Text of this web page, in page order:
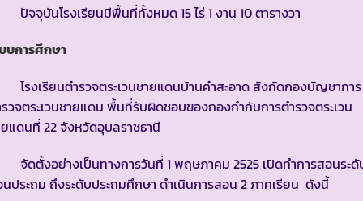
บันโรงเรียนมีพื้นที่ทั้งหมด 15 ไร่ 1 งาน 10 ตารางวา
บการศึกษา
เรียนตำรวจตระเวนชายแดนบ้านคำสะอาด สังกัดกองบัญชาการ
วจตระเวนชายแดน พื้นที่รับผิดชอบของกองกำกับการตำรวจตระเวน
แดนที่ 22 จังหวัดอุบลราชธานี
งอย่างเป็นทางการวันที่ 1 พฤษภาคม 2525 เปิดทำการสอนระดั
ประถม ถึงระดับประถมศึกษา ดำเนินการสอน 2 ภาคเรียน ดังนี้